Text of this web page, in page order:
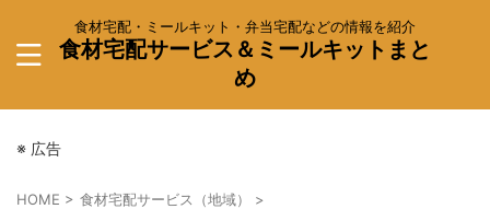
食材宅配・ミールキット・弁当宅配などの情報を紹介
食材宅配サービス＆ミールキットまと
め
※ 広告
HOME > 食材宅配サービス（地域） >